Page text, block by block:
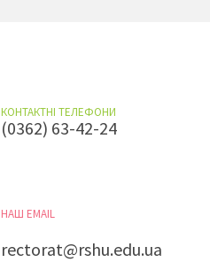
КОНТАКТНІ ТЕЛЕФОНИ
(0362) 63-42-24
НАШ EMAIL
rectorat@rshu.edu.ua